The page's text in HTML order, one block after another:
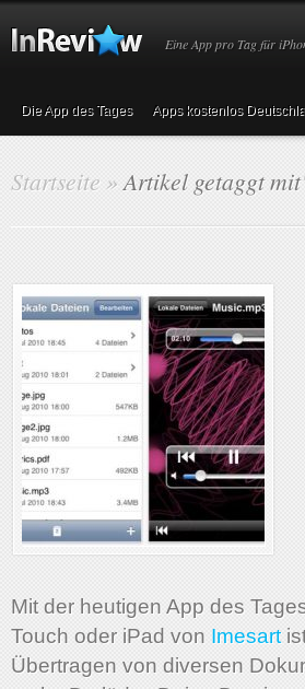
Eine App pro Tag für
Die App des Tages Apps kostenlos
Startseite »Artikel getaggt mit
Mit der heutigen App des
Touch oder iPad von Imesart
Übertragen von diversen